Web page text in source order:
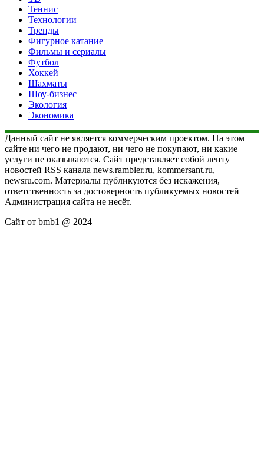
Теннис
Технологии
Тренды
Фигурное катание
Фильмы и сериалы
Футбол
Хоккей
Шахматы
Шоу-бизнес
Экология
Экономика
Данный сайт не является коммерческим проектом. На этом
сайте ни чего не продают, ни чего не покупают, ни какие
услуги не оказываются. Сайт представляет собой ленту
новостей RSS канала news.rambler.ru, kommersant.ru,
newsru.com. Материалы публикуются без искажения,
ответственность за достоверность публикуемых новостей
Администрация сайта не несёт.
Сайт от bmb1 @ 2024